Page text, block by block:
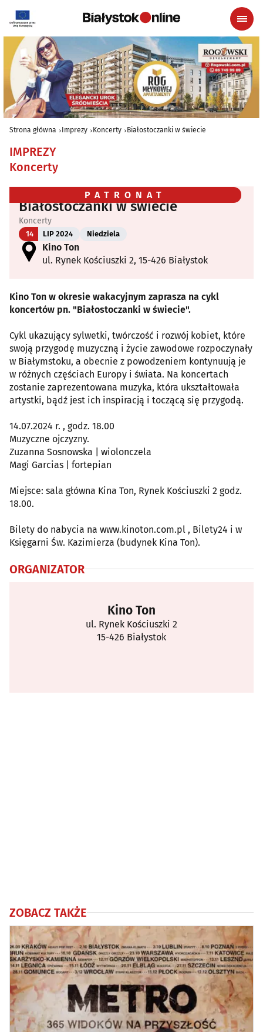
Strona główna Imprezy Koncerty Białostoczanki w świecie
IMPREZY
Koncerty
PATRONAT
Białostoczanki w świecie
Koncerty
14 LIP 2024 Niedziela
Kino Ton
ul. Rynek Kościuszki 2, 15-426 Białystok
Kino Ton w okresie wakacyjnym zaprasza na cykl
koncertów pn. "Białostoczanki w świecie".
Cykl ukazujący sylwetki, twórczość i rozwój kobiet, które
swoją przygodę muzyczną i życie zawodowe rozpoczynały
w Białymstoku, a obecnie z powodzeniem kontynuują je
w różnych częściach Europy i świata. Na koncertach
zostanie zaprezentowana muzyka, która ukształtowała
artystki, bądź jest ich inspiracją i toczącą się przygodą.
14.07.2024 r. , godz. 18.00
Muzyczne ojczyzny.
Zuzanna Sosnowska | wiolonczela
Magi Garcias | fortepian
Miejsce: sala główna Kina Ton, Rynek Kościuszki 2 godz.
18.00.
Bilety do nabycia na www.kinoton.com.pl , Bilety24 i w
Księgarni Św. Kazimierza (budynek Kina Ton).
ORGANIZATOR
Kino Ton
ul. Rynek Kościuszki 2
15-426 Białystok
ZOBACZ TAKŻE